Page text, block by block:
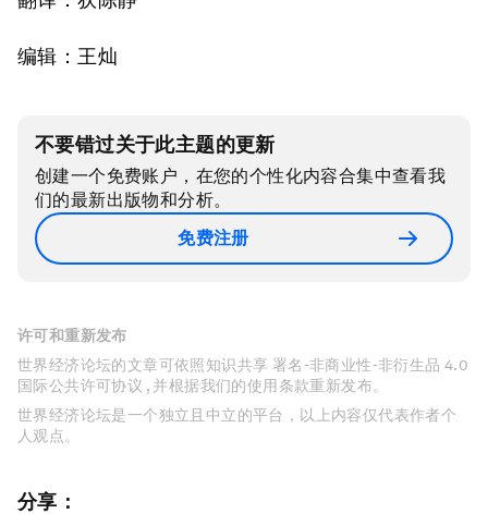
编辑：王灿
不要错过关于此主题的更新
创建一个免费账户，在您的个性化内容合集中查看我
们的最新出版物和分析。
免费注册
许可和重新发布
世界经济论坛的文章可依照知识共享 署名-非商业性-非衍生品 4.0
国际公共许可协议 , 并根据我们的使用条款重新发布。
世界经济论坛是一个独立且中立的平台，以上内容仅代表作者个
人观点。
分享：